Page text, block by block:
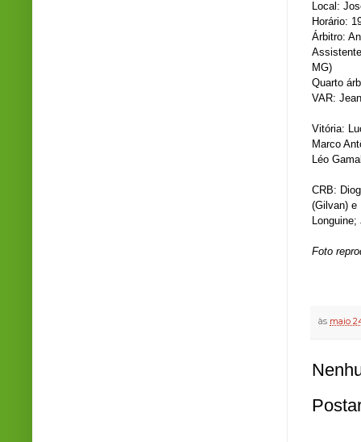
Local:
Horário:
Árbitro:
MG)
Quarto
VAR:
Vitória:
Marco
Léo
CRB:
(Gilvan) e
Foto
às maio